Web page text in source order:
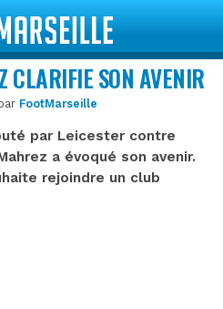
CLARIFIE SON AVENIR
FootMarseille
par Leicester contre
a évoqué son avenir.
rejoindre un club